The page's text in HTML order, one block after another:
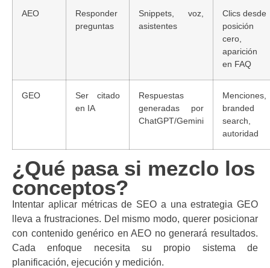
AEO
Responder
preguntas
Snippets, voz,
asistentes
Clics desde
posición
cero,
aparición
en FAQ
GEO
Ser citado
en IA
Respuestas
generadas por
ChatGPT/Gemini
Menciones,
branded
search,
autoridad
¿Qué pasa si mezclo los
conceptos?
Intentar aplicar métricas de SEO a una estrategia GEO
lleva a frustraciones. Del mismo modo, querer posicionar
con contenido genérico en AEO no generará resultados.
Cada enfoque necesita su propio sistema de
planificación, ejecución y medición.